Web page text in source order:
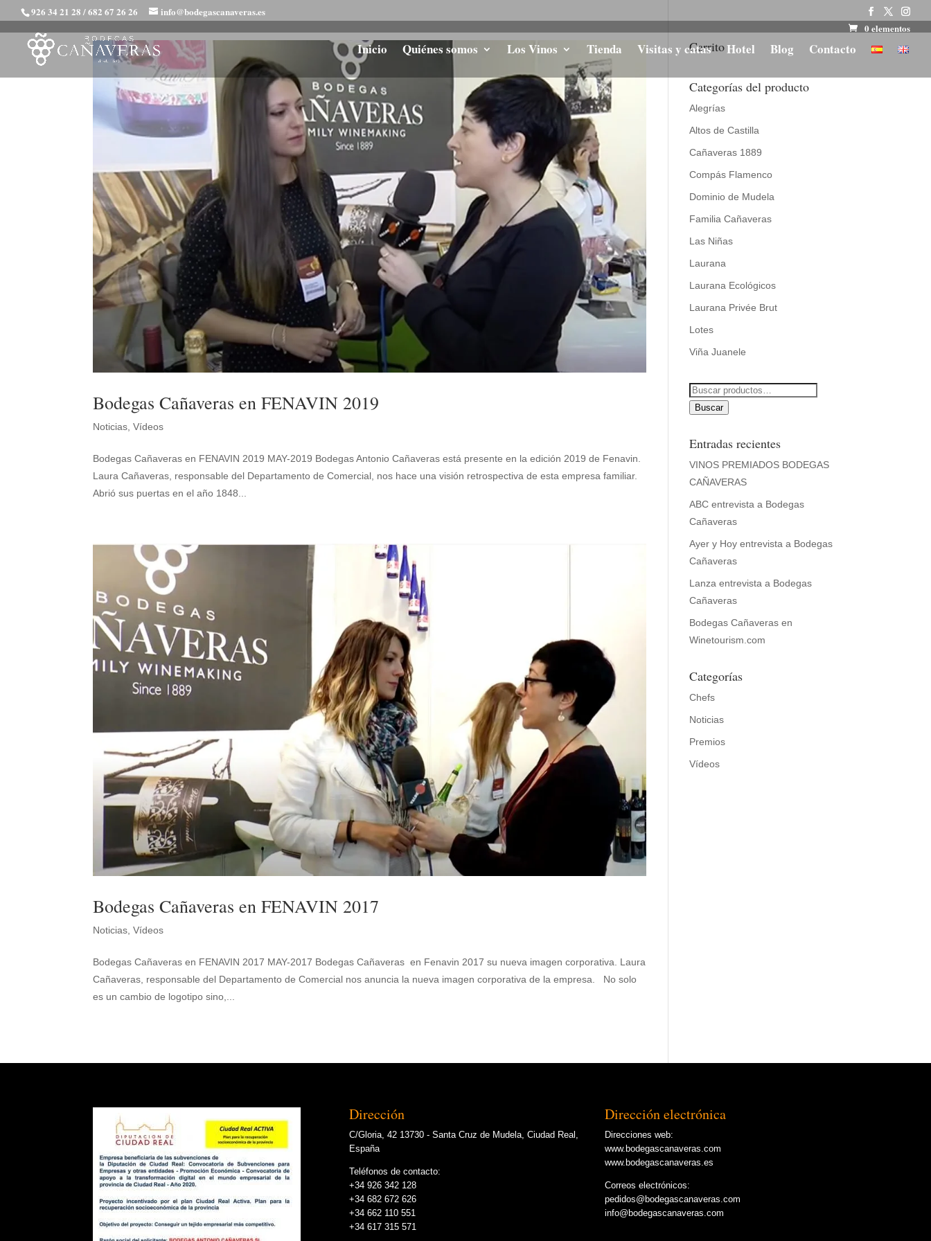
926 34 21 28 / 682 67 26 26
info@bodegascanaveras.es
0 elementos
Inicio Quiénes somos Los Vinos Tienda Visitas y catas Hotel Blog Contacto
Bodegas Cañaveras en FENAVIN 2019
Noticias ,Vídeos
Bodegas Cañaveras en FENAVIN 2019 MAY-2019 Bodegas Antonio Cañaveras está presente en la edición 2019 de Fenavin.
Laura Cañaveras, responsable del Departamento de Comercial, nos hace una visión retrospectiva de esta empresa familiar.
Abrió sus puertas en el año 1848...
Bodegas Cañaveras en FENAVIN 2017
Noticias ,Vídeos
Bodegas Cañaveras en FENAVIN 2017 MAY-2017 Bodegas Cañaveras en Fenavin 2017 su nueva imagen corporativa. Laura
Cañaveras, responsable del Departamento de Comercial nos anuncia la nueva imagen corporativa de la empresa. No solo
es un cambio de logotipo sino,...
Carrito
Categorías del producto
Alegrías
Altos de Castilla
Cañaveras 1889
Compás Flamenco
Dominio de Mudela
Familia Cañaveras
Las Niñas
Laurana
Laurana Ecológicos
Laurana Privée Brut
Lotes
Viña Juanele
Buscar
por:
Buscar
Entradas recientes
VINOS PREMIADOS BODEGAS
CAÑAVERAS
ABC entrevista a Bodegas
Cañaveras
Ayer y Hoy entrevista a Bodegas
Cañaveras
Lanza entrevista a Bodegas
Cañaveras
Bodegas Cañaveras en
Winetourism.com
Categorías
Chefs
Noticias
Premios
Vídeos
Dirección
C/Gloria, 42 13730 - Santa Cruz de Mudela, Ciudad Real,
España
Teléfonos de contacto:
+34 926 342 128
+34 682 672 626
+34 662 110 551
+34 617 315 571
Dirección electrónica
Direcciones web:
www.bodegascanaveras.com
www.bodegascanaveras.es
Correos electrónicos:
pedidos@bodegascanaveras.com
info@bodegascanaveras.com